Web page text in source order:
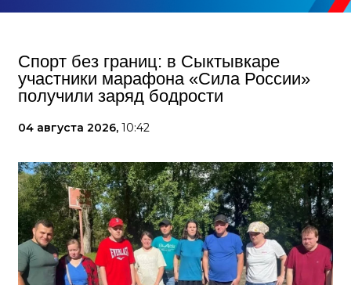
Спорт без границ: в Сыктывкаре
участники марафона «Сила России»
получили заряд бодрости
04 августа 2026, 10:42